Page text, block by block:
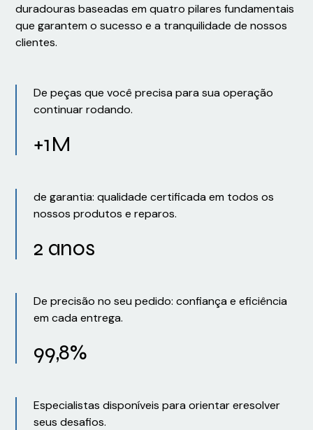
duradouras baseadas em quatro pilares fundamentais
que garantem o sucesso e a tranquilidade de nossos
clientes.
De peças que você precisa para sua operação
continuar rodando.
+1M
de garantia: qualidade certificada em todos os
nossos produtos e reparos.
2 anos
De precisão no seu pedido: confiança e eficiência
em cada entrega.
99,8%
Especialistas disponíveis para orientar eresolver
seus desafios.